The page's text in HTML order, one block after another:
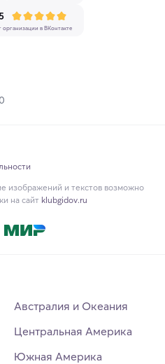
организации в ВКонтакте
изображений и текстов возможно
на сайт klubgidov.ru
Австралия и Океания
Центральная Америка
Южная Америка